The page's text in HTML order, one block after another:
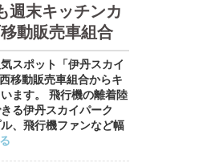
週末キッチンカ
動販売車組合
スポット「伊丹スカイ
移動販売車組合からキ
ます。 飛行機の離着陸
る伊丹スカイパーク
、飛行機ファンなど幅